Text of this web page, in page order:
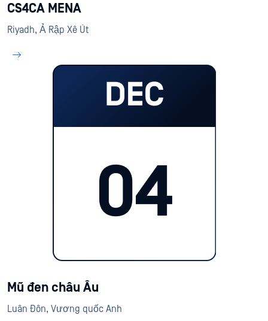
CS4CA MENA
Riyadh, Ả Rập Xê Út
Mũ đen châu Âu
Luân Đôn, Vương quốc Anh